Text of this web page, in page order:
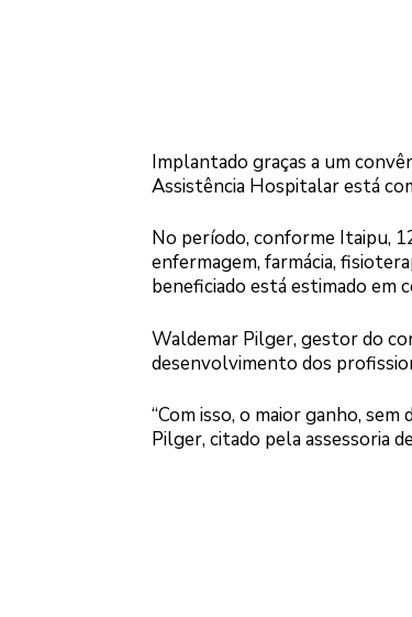
Implantado graças a um
Assistência Hospitalar está
No período, conforme Itaipu,
enfermagem, farmácia,
beneficiado está estimado em
Waldemar Pilger, gestor do
desenvolvimento dos
“Com isso, o maior ganho, sem
Pilger, citado pela assessoria